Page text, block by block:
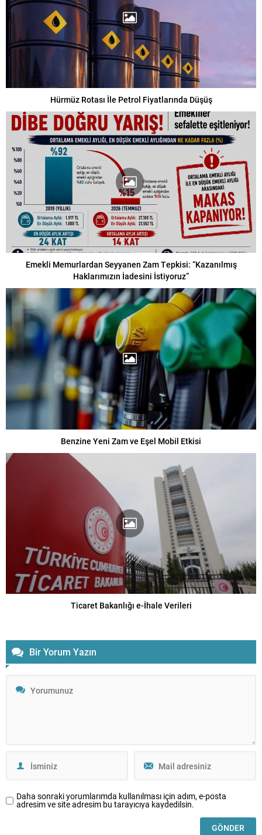
Hürmüz Rotası İle Petrol Fiyatlarında Düşüş
Emekli Memurlardan Seyyanen Zam Tepkisi: “Kazanılmış
Haklarımızın İadesini İstiyoruz”
Benzine Yeni Zam ve Eşel Mobil Etkisi
Ticaret Bakanlığı e-İhale Verileri
Bir Yorum Yazın
Daha sonraki yorumlarımda kullanılması için adım, e-posta
adresim ve site adresim bu tarayıcıya kaydedilsin.